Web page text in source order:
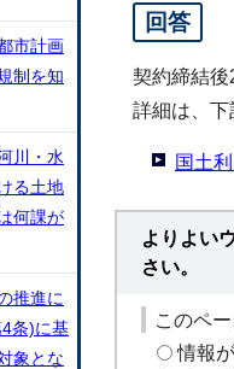
回答
契約締結後
詳細は、下
国土
よりよい
さい。
このペ
情報
市計画
制を知
川・水
る土地
何課が
推進に
条)に基
象とな